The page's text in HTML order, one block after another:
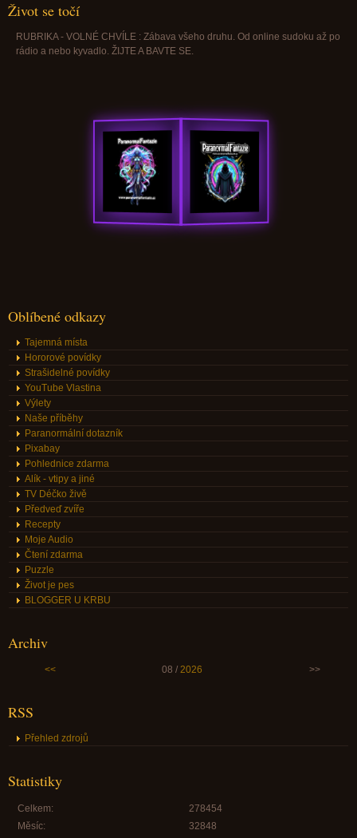
Život se točí
RUBRIKA - VOLNÉ CHVÍLE : Zábava všeho druhu. Od online sudoku až po
rádio a nebo kyvadlo. ŽIJTE A BAVTE SE.
Oblíbené odkazy
Tajemná místa
Hororové povídky
Strašidelné povídky
YouTube Vlastina
Výlety
Naše příběhy
Paranormální dotazník
Pixabay
Pohlednice zdarma
Alík - vtipy a jiné
TV Déčko živě
Předveď zvíře
Recepty
Moje Audio
Čtení zdarma
Puzzle
Život je pes
BLOGGER U KRBU
Archiv
<< 08 / 2026 >>
RSS
Přehled zdrojů
Statistiky
Celkem:
278454
Měsíc:
32848